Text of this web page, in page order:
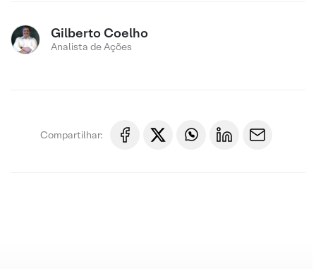
Gilberto Coelho
Analista de Ações
Compartilhar: